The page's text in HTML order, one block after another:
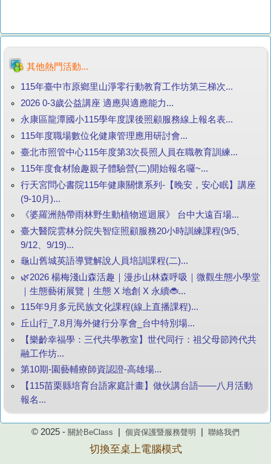
其他熱門活動...
115年臺中市原鄉里山淨零行動教育工作坊第三梯次...
2026 0-3歲公益講座 適應與適應能力...
永康區龍潭國小115學年度課後照顧服務線上報名表...
115年度職場數位化健康管理應用研討會...
臺北市照管中心115年度第3次長照人員在職教育訓練...
115年度食材險趣親子體驗營(二)開始報名囉~...
行天宮問心書院115年健康關懷系列-【晚安，安心眠】講座
(9-10月)...
《婆羅洲熱帶雨林野生動植物巡迴展》 台中大遠百場...
臺大醫院雲林分院失智症照顧服務20小時訓練課程(9/5、
9/12、9/19)...
龜山舊城英語導覽解說人員培訓課程(二)...
🌿2026 楊梅淺山森活趣｜漫步山林森呼吸｜微觀生態小學堂
｜生態藝術展覽｜生態 X 地創 X 永續🐞...
115年9月多元民族文化課程(線上直播課程)...
丘山行_7.8月海外健行分享會_台中特別場...
【樂齡幸福學：三代共學教室】世代同行：祖父母節跨代共
融工作坊...
第10期-園藝輔療師資認證-高雄場...
【115苗栗縣培育台語家庭計畫】做伙講台語——八月活動
報名...
© 2025 - 關於BeClass 個資保護暨服務聲明 聯絡我們
切換至桌上電腦模式